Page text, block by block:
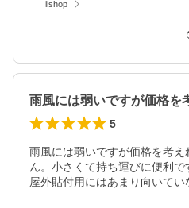
iishop
5
雨風には弱いですが価格を考
ん。小さくて持ち運びに便利で
屋外貼付用にはあまり向いてい